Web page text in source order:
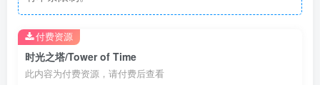
时光之塔/Tower of Time
此内容为付费资源，请付费后查看
付费资源